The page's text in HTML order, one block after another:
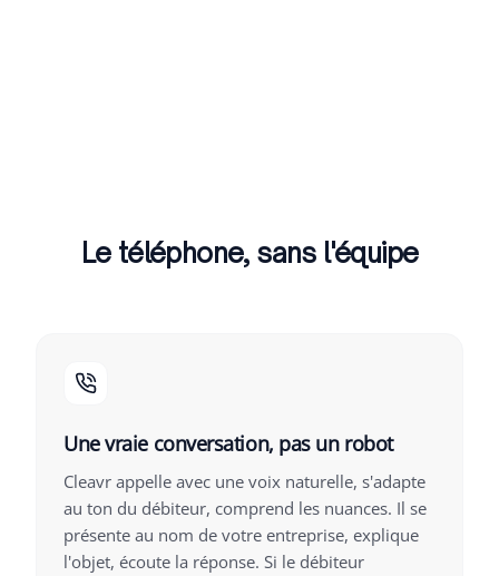
Le téléphone, sans l'équipe
Une vraie conversation, pas un robot
Cleavr appelle avec une voix naturelle, s'adapte
au ton du débiteur, comprend les nuances. Il se
présente au nom de votre entreprise, explique
l'objet, écoute la réponse. Si le débiteur